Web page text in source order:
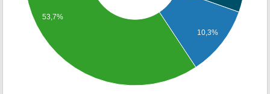
10,3%
53,7%